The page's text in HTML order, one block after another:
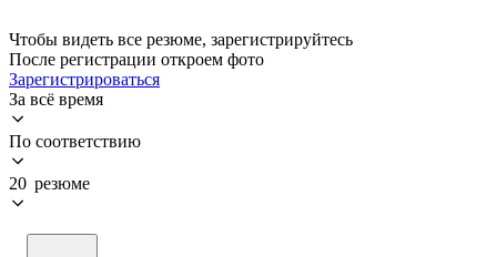
Чтобы видеть все резюме, зарегистрируйтесь
После регистрации откроем фото
Зарегистрироваться
За всё время
По соответствию
20 резюме